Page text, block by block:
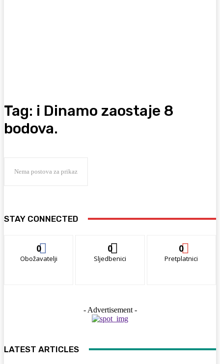
Tag: i Dinamo zaostaje 8
bodova.
Nema postova za prikaz
STAY CONNECTED
0
Obožavatelji
0
Sljedbenici
0
Pretplatnici
- Advertisement -
LATEST ARTICLES